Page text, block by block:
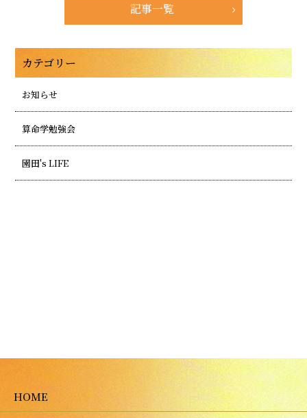
記事一覧
カテゴリー
お知らせ
算命学勉強会
園田's LIFE
HOME